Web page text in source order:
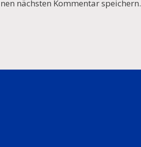
nächsten Kommentar speichern.